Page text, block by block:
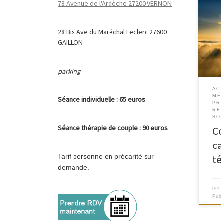
Je
par
ou
[…]
78 Avenue de l'Ardèche 27200 VERNON
28 Bis Ave du Maréchal Leclerc 27600
GAILLON
parking
Séanceindividuelle : 65 euros
Séancethérapie de couple : 90 euros
Tarif personne en précarité sur
demande.